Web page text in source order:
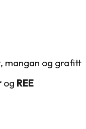
mangan og grafitt
og REE